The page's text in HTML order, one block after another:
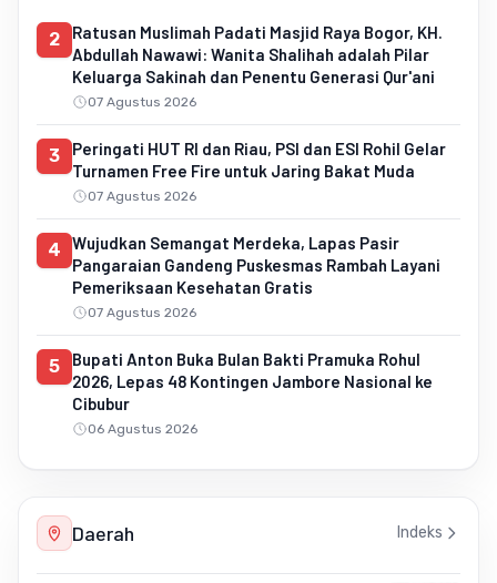
2
Ratusan Muslimah Padati Masjid Raya Bogor, KH.
Abdullah Nawawi: Wanita Shalihah adalah Pilar
Keluarga Sakinah dan Penentu Generasi Qur'ani
07 Agustus 2026
3
Peringati HUT RI dan Riau, PSI dan ESI Rohil Gelar
Turnamen Free Fire untuk Jaring Bakat Muda
07 Agustus 2026
4
Wujudkan Semangat Merdeka, Lapas Pasir
Pangaraian Gandeng Puskesmas Rambah Layani
Pemeriksaan Kesehatan Gratis
07 Agustus 2026
5
Bupati Anton Buka Bulan Bakti Pramuka Rohul
2026, Lepas 48 Kontingen Jambore Nasional ke
Cibubur
06 Agustus 2026
Daerah Indeks